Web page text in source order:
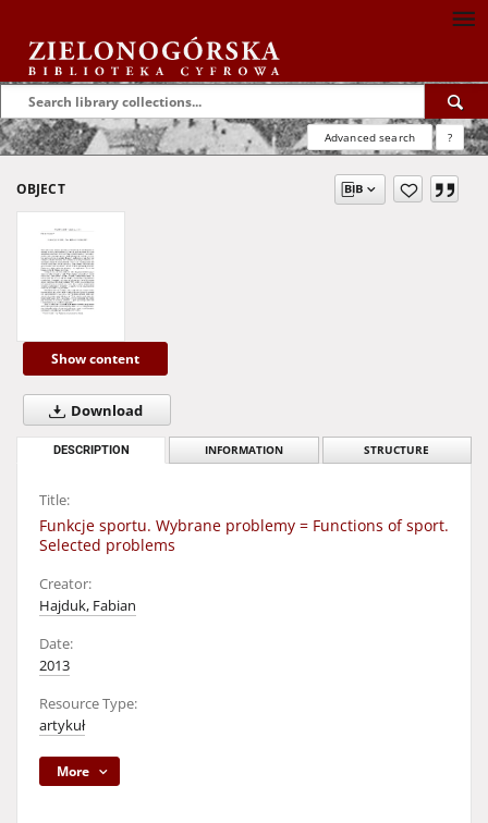
Advanced search ?
OBJECT
Show content
Download
DESCRIPTION INFORMATION STRUCTURE
Title:
Funkcje sportu. Wybrane problemy = Functions of sport.
Selected problems
Creator:
Hajduk, Fabian
Date:
2013
Resource Type:
artykuł
More